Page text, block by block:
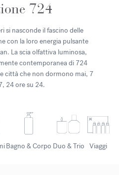
724
si nasconde il fascino delle
con la loro energia pulsante
La scia olfattiva luminosa,
contemporanea di 724
città che non dormono mai, 7
24 ore su 24.
Bagno & Corpo Duo & Trio Viaggi